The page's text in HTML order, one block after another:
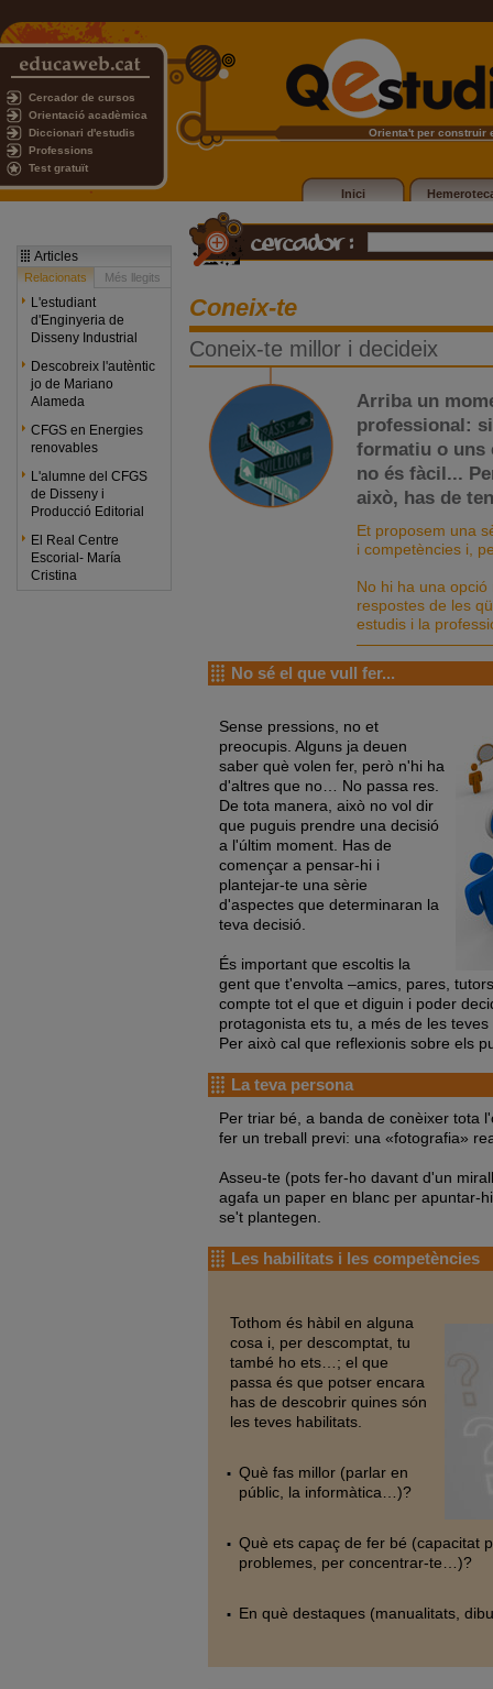
Cercador de cursos
Orientació acadèmica
Diccionari d'estudis
Professions
Test gratuït
Orienta't per construir
Inici
Articles
Relacionats Més llegits
L'estudiant
d'Enginyeria de
Disseny Industrial
Descobreix l'autèntic
jo de Mariano
Alameda
CFGS en Energies
renovables
L'alumne del CFGS
de Disseny i
Producció Editorial
El Real Centre
Escorial- María
Cristina
Coneix-te
Coneix-te millor i decideix
Arriba un
professional:
formatiu o uns
no és fàcil...
això, has de
Et proposem una
i competències i,
No hi ha una
respostes de les
estudis i la
No sé el que vull fer...
Sense pressions, no et
preocupis. Alguns ja deuen
saber què volen fer, però n'hi ha
d'altres que no… No passa res.
De tota manera, això no vol dir
que puguis prendre una decisió
a l'últim moment. Has de
començar a pensar-hi i
plantejar-te una sèrie
d'aspectes que determinaran la
teva decisió.
És important que escoltis la
gent que t'envolta –amics, pares,
compte tot el que et diguin i poder
protagonista ets tu, a més de les
Per això cal que reflexionis sobre els
La teva persona
Per triar bé, a banda de conèixer tota
fer un treball previ: una «fotografia»
Asseu-te (pots fer-ho davant d'un
agafa un paper en blanc per apuntar-
se't plantegen.
Les habilitats i les competències
Tothom és hàbil en alguna
cosa i, per descomptat, tu
també ho ets…; el que
passa és que potser encara
has de descobrir quines són
les teves habilitats.
Què fas millor (parlar en
públic, la informàtica…)?
Què ets capaç de fer bé (capacitat
problemes, per concentrar-te…)?
En què destaques (manualitats,